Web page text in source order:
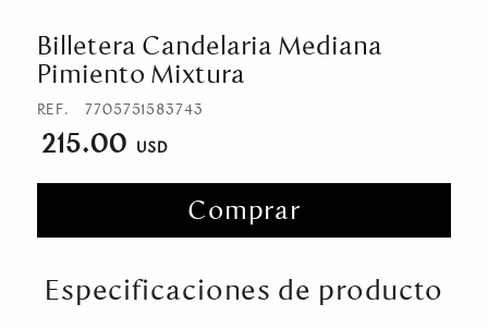
Billetera Candelaria Mediana
Pimiento Mixtura
REF. 7705751583743
215.00
Comprar
Especificaciones de producto